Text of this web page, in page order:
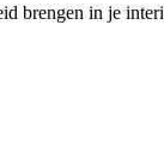
brengen in je